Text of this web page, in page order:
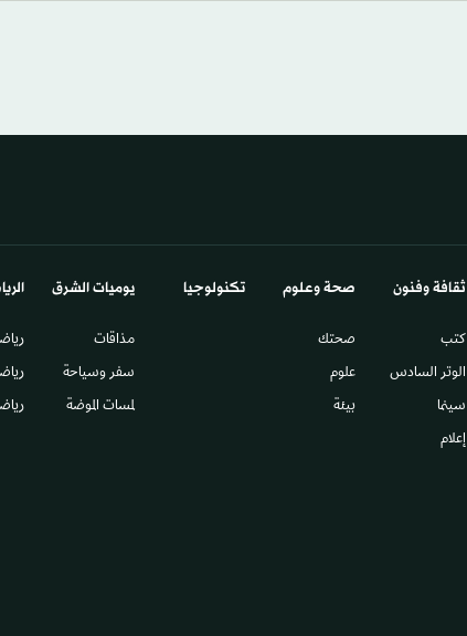
ثقافة وفنون
كتب
الوتر السادس​
سينما
إعلام
صحة وعلوم
صحتك
علوم
بيئة
تكنولوجيا يوميات الشرق​
مذاقات
سفر وسياحة
لمسات الموضة